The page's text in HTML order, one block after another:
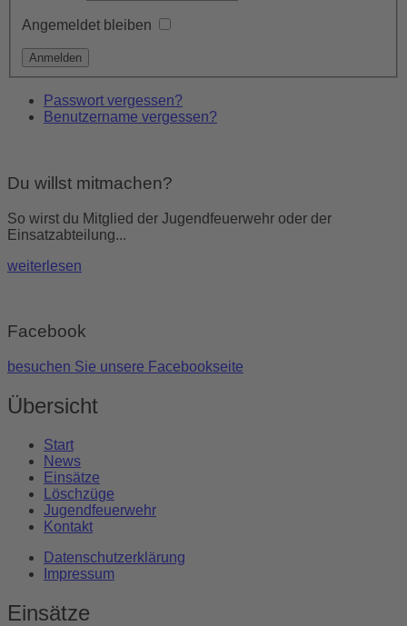
Angemeldet bleiben
Passwort vergessen?
Benutzername vergessen?
Du willst mitmachen?
So wirst du Mitglied der Jugendfeuerwehr oder der
Einsatzabteilung...
weiterlesen
Facebook
besuchen Sie unsere Facebookseite
Übersicht
Start
News
Einsätze
Löschzüge
Jugendfeuerwehr
Kontakt
Datenschutzerklärung
Impressum
Einsätze